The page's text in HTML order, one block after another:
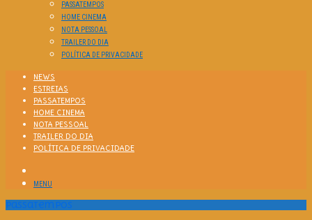
PASSATEMPOS
HOME CINEMA
NOTA PESSOAL
TRAILER DO DIA
POLÍTICA DE PRIVACIDADE
NEWS
ESTREIAS
PASSATEMPOS
HOME CINEMA
NOTA PESSOAL
TRAILER DO DIA
POLÍTICA DE PRIVACIDADE
MENU
Passatempos